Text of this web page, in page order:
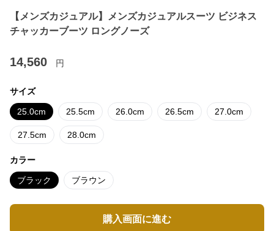
【メンズカジュアル】メンズカジュアルスーツ ビジネス
チャッカーブーツ ロングノーズ
14,560 円
サイズ
25.0cm 25.5cm 26.0cm 26.5cm 27.0cm
27.5cm 28.0cm
カラー
ブラック ブラウン
購入画面に進む